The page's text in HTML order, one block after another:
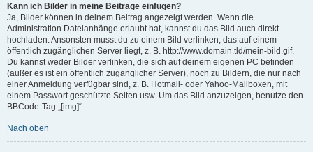
Kann ich Bilder in meine Beiträge einfügen?
Ja, Bilder können in deinem Beitrag angezeigt werden. Wenn die
Administration Dateianhänge erlaubt hat, kannst du das Bild auch direkt
hochladen. Ansonsten musst du zu einem Bild verlinken, das auf einem
öffentlich zugänglichen Server liegt, z. B. http://www.domain.tld/mein-bild.gif.
Du kannst weder Bilder verlinken, die sich auf deinem eigenen PC befinden
(außer es ist ein öffentlich zugänglicher Server), noch zu Bildern, die nur nach
einer Anmeldung verfügbar sind, z. B. Hotmail- oder Yahoo-Mailboxen, mit
einem Passwort geschützte Seiten usw. Um das Bild anzuzeigen, benutze den
BBCode-Tag „[img]“.
Nach oben